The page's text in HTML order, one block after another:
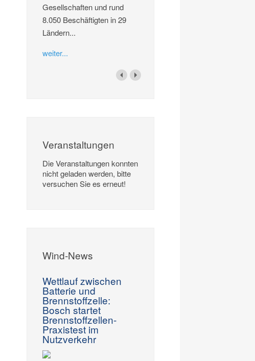
Gesellschaften und rund
8.050 Beschäftigten in 29
Ländern...
weiter...
Veranstaltungen
Die Veranstaltungen konnten
nicht geladen werden, bitte
versuchen Sie es erneut!
Wind-News
Wettlauf zwischen
Batterie und
Brennstoffzelle:
Bosch startet
Brennstoffzellen-
Praxistest im
Nutzverkehr